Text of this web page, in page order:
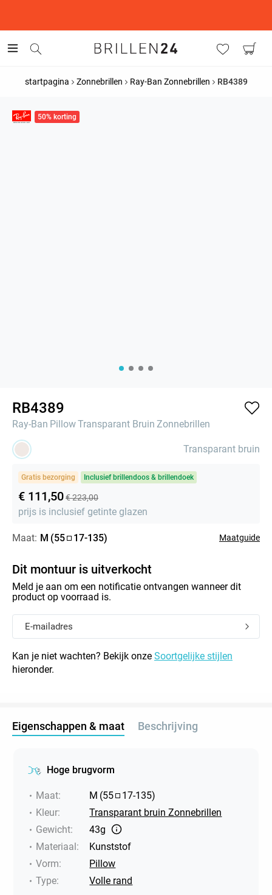
startpagina Zonnebrillen Ray-Ban Zonnebrillen RB4389
50% korting
RB4389
Ray-Ban PillowTransparant Bruin Zonnebrillen
Transparant bruin
Gratis bezorging Inclusief brillendoos & brillendoek
€ 111,50€ 223,00
prijs is inclusief getinte glazen
Maat: M (55 17-135) Maatguide
Dit montuur is uitverkocht
Meld je aan om een notificatie ontvangen wanneer dit
product op voorraad is.
Kan je niet wachten? Bekijk onze Soortgelijke stijlen
hieronder.
Eigenschappen & maat Beschrijving
Hoge brugvorm
Maat: M (55 17-135)
Kleur:
Transparant bruin Zonnebrillen
Gewicht:
43g
Materiaal:
Kunststof
Vorm:
Pillow
Type: Volle rand